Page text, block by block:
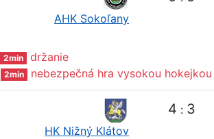
AHK Sokoľany
2min držanie
2min nebezpečná hra vysokou hokejkou
HK Nižný Klátov
4 : 3